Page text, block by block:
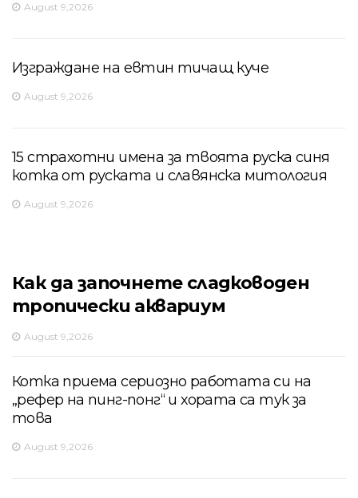
August 9,2026
Изграждане на евтин тичащ куче
August 9,2026
15 страхотни имена за твоята руска синя
котка от руската и славянска митология
August 9,2026
Как да започнете сладководен
тропически аквариум
August 9,2026
Котка приема сериозно работата си на
„рефер на пинг-понг“ и хората са тук за
това
August 9,2026